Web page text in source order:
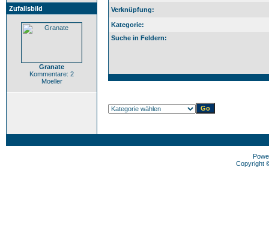
Zufallsbild
Granate
Kommentare: 2
Moeller
Verknüpfung:
Kategorie:
Suche in Feldern:
Copyright